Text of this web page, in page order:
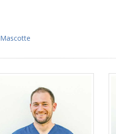
Mascotte